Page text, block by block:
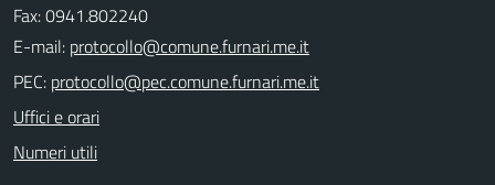
Fax: 0941.802240
E-mail:
PEC:
Uffici e orari
Numeri utili